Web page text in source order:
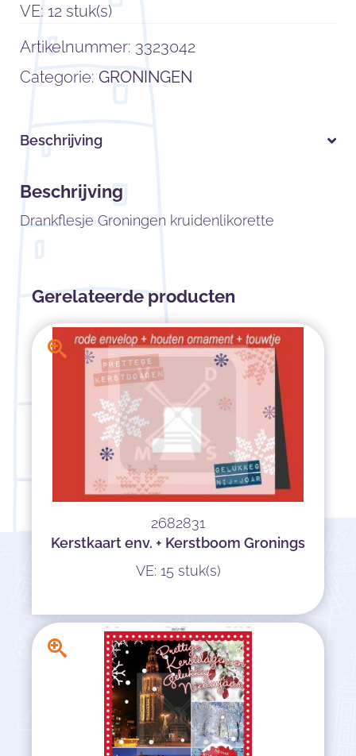
VE: 12 stuk(s)
Artikelnummer: 3323042
Categorie:GRONINGEN
Beschrijving
Beschrijving
Drankflesje Groningen kruidenlikorette
Gerelateerde producten
2682831
Kerstkaart env. + Kerstboom Gronings
VE: 15 stuk(s)